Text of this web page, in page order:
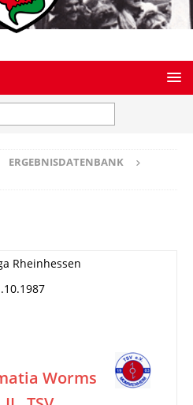
ERGEBNISDATENBANK
Rheinhessen
Worms